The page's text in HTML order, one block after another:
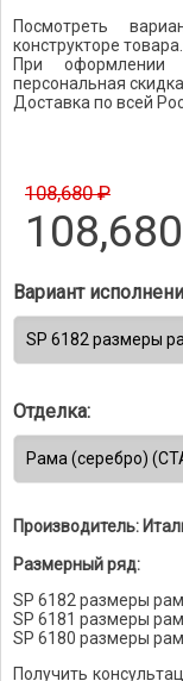
Посмотреть
конструкторе товара.
При оформлении
персональная
Доставка по всей
108,680 ₽
108,680
Вариант
Отделка:
Производитель:
Размерный ряд:
SP 6182 размеры
SP 6181 размеры
SP 6180 размеры
Получить